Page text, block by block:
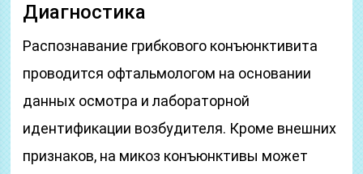
Диагностика
Распознавание грибкового конъюнктивита
проводится офтальмологом на основании
данных осмотра и лабораторной
идентификации возбудителя. Кроме внешних
признаков, на микоз конъюнктивы может